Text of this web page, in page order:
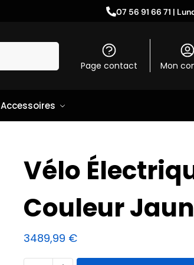
07 56 91 66 71 |
Page contact Mon
Accessoires
Vélo
Couleur
3489,99 €